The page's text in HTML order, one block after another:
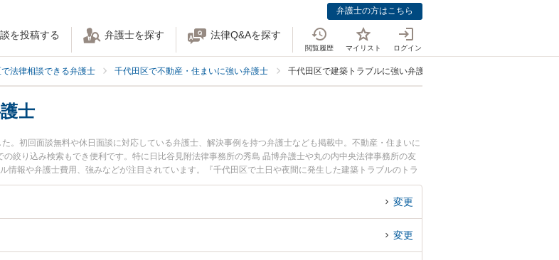
弁護士の方はこちら
を投稿する 弁護士を探す 法律Q&Aを探す
閲覧履歴 マイリスト ログイン
法律相談できる弁護士 千代田区で不動産・住まいに強い弁護士 千代田区で建築トラブルに強い弁護士
士
。初回面談無料や休日面談に対応している弁護士、解決事例を持つ弁護士なども掲載中。不動産・住まいに
絞り込み検索もでき便利です。特に日比谷見附法律事務所の秀島 晶博弁護士や丸の内中央法律事務所の友
情報や弁護士費用、強みなどが注目されています。『千代田区で土日や夜間に発生した建築トラブルのトラ
実績豊富な近くの弁護士を検索したい』『初回相談無料で建築トラブルを法律相談できる千代田区内の弁護
変更
変更